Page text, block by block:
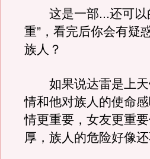
这是一部...还可以
重”，看完后你会有疑
族人？
如果说达雷是上天
情和他对族人的使命
情更重要，女友更重
厚，族人的危险好像